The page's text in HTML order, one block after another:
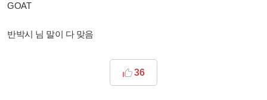
GOAT
반박시 님 말이 다 맞음
36